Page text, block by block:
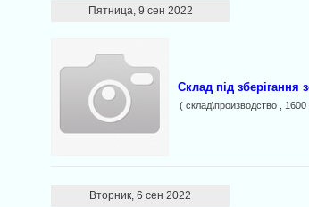
Пятница, 9 сен 2022
Склад під
( склад\производство ,
Вторник, 6 сен 2022